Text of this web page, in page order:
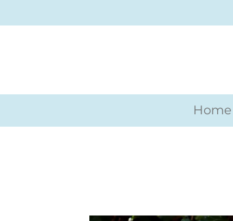
direct
Home